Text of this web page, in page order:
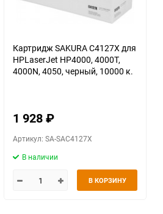
Картридж SAKURA С4127X для
HPLaserJet HP4000, 4000T,
4000N, 4050, черный, 10000 к.
1 928₽
Артикул: SA-SAC4127X
В наличии
В КОРЗИНУ